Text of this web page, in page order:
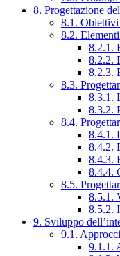
8. Progettazione
8.1. Obiettivi
8.2.
8.2.1.
8.2.2.
8.2.3.
8.3.
8.3.1.
8.3.2.
8.4.
8.4.1.
8.4.2.
8.4.3.
8.4.4.
8.5.
8.5.1.
8.5.2.
9. Sviluppo
9.1.
9.1.1.